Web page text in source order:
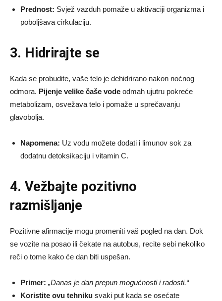
Prednost: Svjež vazduh pomaže u aktivaciji organizma i
poboljšava cirkulaciju.
3. Hidrirajte se
Kada se probudite, vaše telo je dehidrirano nakon noćnog
odmora. Pijenje velike čaše vode odmah ujutru pokreće
metabolizam, osvežava telo i pomaže u sprečavanju
glavobolja.
Napomena: Uz vodu možete dodati i limunov sok za
dodatnu detoksikaciju i vitamin C.
4. Vežbajte pozitivno
razmišljanje
Pozitivne afirmacije mogu promeniti vaš pogled na dan. Dok
se vozite na posao ili čekate na autobus, recite sebi nekoliko
reči o tome kako će dan biti uspešan.
Primer: „Danas je dan prepun mogućnosti i radosti.“
Koristite ovu tehniku svaki put kada se osećate